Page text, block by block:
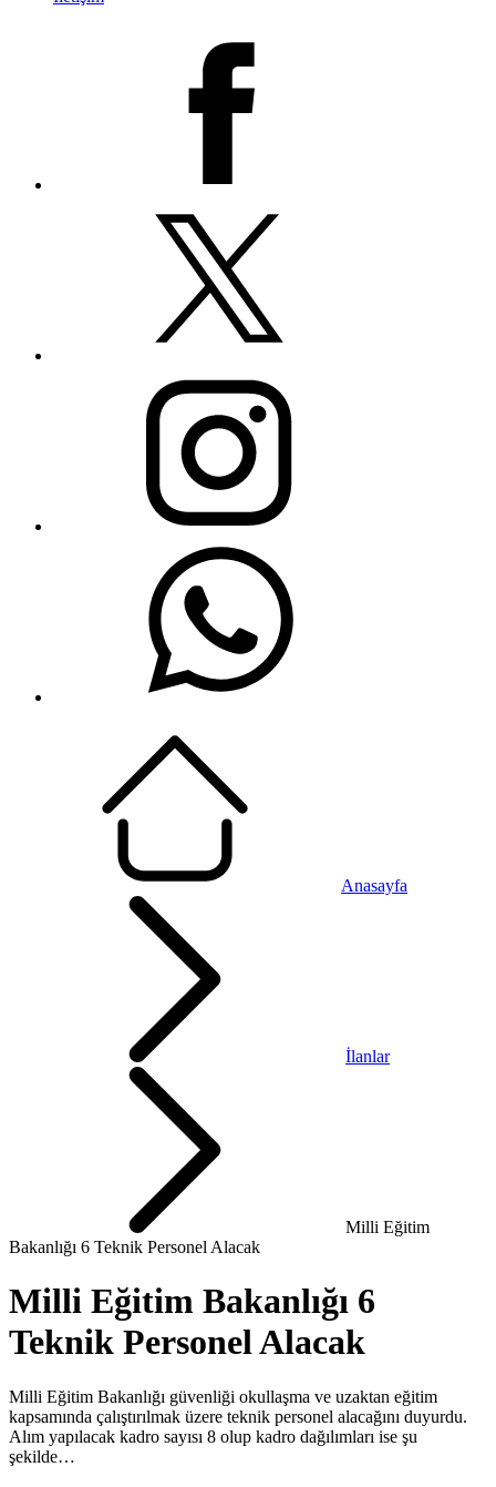
Anasayfa
İlanlar
Milli Eğitim
Bakanlığı 6 Teknik Personel Alacak
Milli Eğitim Bakanlığı 6
Teknik Personel Alacak
Milli Eğitim Bakanlığı güvenliği okullaşma ve uzaktan eğitim
kapsamında çalıştırılmak üzere teknik personel alacağını duyurdu.
Alım yapılacak kadro sayısı 8 olup kadro dağılımları ise şu
şekilde…